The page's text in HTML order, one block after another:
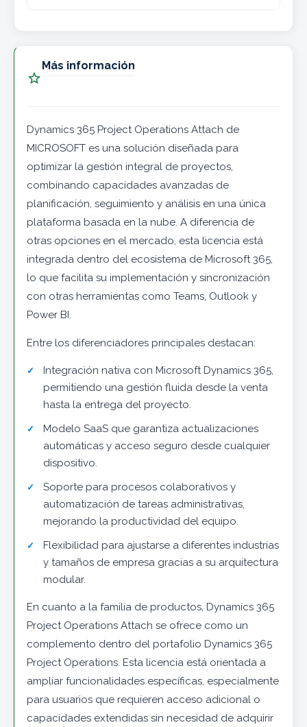

Más información
Dynamics 365 Project Operations Attach de
MICROSOFT es una solución diseñada para
optimizar la gestión integral de proyectos,
combinando capacidades avanzadas de
planificación, seguimiento y análisis en una única
plataforma basada en la nube. A diferencia de
otras opciones en el mercado, esta licencia está
integrada dentro del ecosistema de Microsoft 365,
lo que facilita su implementación y sincronización
con otras herramientas como Teams, Outlook y
Power BI.
Entre los diferenciadores principales destacan:
Integración nativa con Microsoft Dynamics 365,
permitiendo una gestión fluida desde la venta
hasta la entrega del proyecto.
Modelo SaaS que garantiza actualizaciones
automáticas y acceso seguro desde cualquier
dispositivo.
Soporte para procesos colaborativos y
automatización de tareas administrativas,
mejorando la productividad del equipo.
Flexibilidad para ajustarse a diferentes industrias
y tamaños de empresa gracias a su arquitectura
modular.
En cuanto a la familia de productos, Dynamics 365
Project Operations Attach se ofrece como un
complemento dentro del portafolio Dynamics 365
Project Operations. Esta licencia está orientada a
ampliar funcionalidades específicas, especialmente
para usuarios que requieren acceso adicional o
capacidades extendidas sin necesidad de adquirir